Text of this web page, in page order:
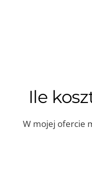
Ile
W mojej ofercie